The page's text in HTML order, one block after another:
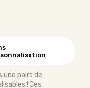
une paire de
! Ces